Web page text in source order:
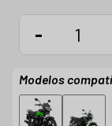
-
Modelos